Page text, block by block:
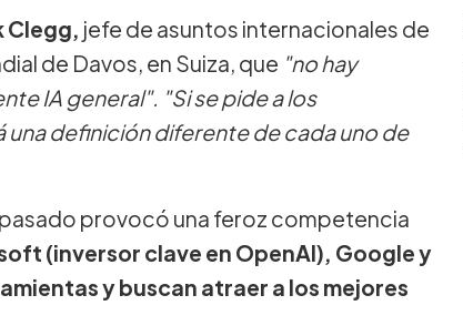
Clegg, jefe de asuntos internacionales de
de Davos, en Suiza, que "no hay
IA general". "Si se pide a los
definición diferente de cada uno de
provocó una feroz competencia
(inversor clave en OpenAI), Google y
y buscan atraer a los mejores